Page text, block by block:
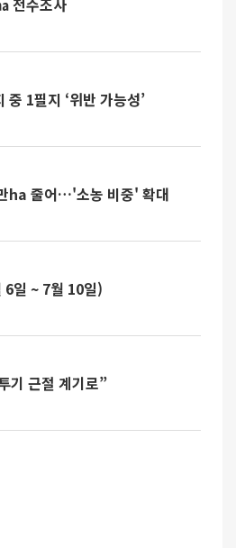
전수조사
1필지 ‘위반 가능성’
ha 줄어…'소농 비중' 확대
6일 ~ 7월 10일)
기 근절 계기로”